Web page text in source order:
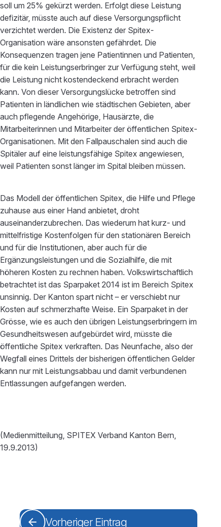
soll um 25% gekürzt werden. Erfolgt diese Leistung
defizitär, müsste auch auf diese Versorgungspflicht
verzichtet werden. Die Existenz der Spitex-
Organisation wäre ansonsten gefährdet. Die
Konsequenzen tragen jene Patientinnen und Patienten,
für die kein Leistungserbringer zur Verfügung steht, weil
die Leistung nicht kostendeckend erbracht werden
kann. Von dieser Versorgungslücke betroffen sind
Patienten in ländlichen wie städtischen Gebieten, aber
auch pflegende Angehörige, Hausärzte, die
Mitarbeiterinnen und Mitarbeiter der öffentlichen Spitex-
Organisationen. Mit den Fallpauschalen sind auch die
Spitäler auf eine leistungsfähige Spitex angewiesen,
weil Patienten sonst länger im Spital bleiben müssen.
Das Modell der öffentlichen Spitex, die Hilfe und Pflege
zuhause aus einer Hand anbietet, droht
auseinanderzubrechen. Das wiederum hat kurz- und
mittelfristige Kostenfolgen für den stationären Bereich
und für die Institutionen, aber auch für die
Ergänzungsleistungen und die Sozialhilfe, die mit
höheren Kosten zu rechnen haben. Volkswirtschaftlich
betrachtet ist das Sparpaket 2014 ist im Bereich Spitex
unsinnig. Der Kanton spart nicht – er verschiebt nur
Kosten auf schmerzhafte Weise. Ein Sparpaket in der
Grösse, wie es auch den übrigen Leistungserbringern im
Gesundheitswesen aufgebürdet wird, müsste die
öffentliche Spitex verkraften. Das Neunfache, also der
Wegfall eines Drittels der bisherigen öffentlichen Gelder
kann nur mit Leistungsabbau und damit verbundenen
Entlassungen aufgefangen werden.
(Medienmitteilung, SPITEX Verband Kanton Bern,
19.9.2013)
Vorheriger Eintrag